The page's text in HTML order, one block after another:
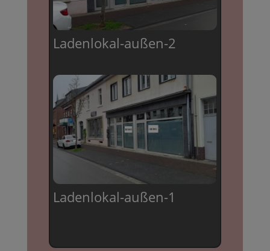
Ladenlokal-außen-2
Ladenlokal-außen-1